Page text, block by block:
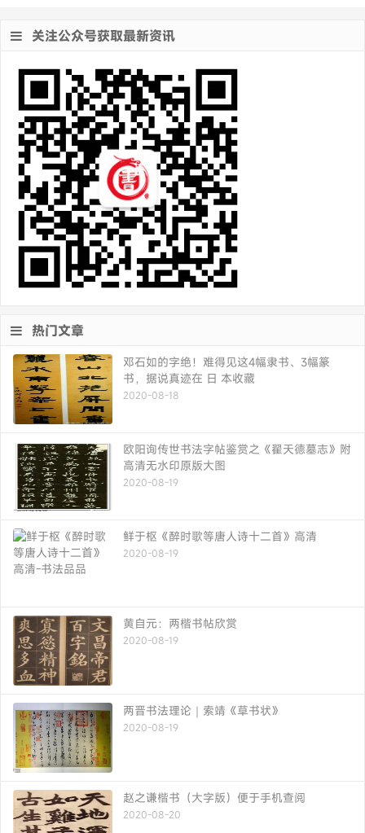
关注公众号获取最新资讯
热门文章
邓石如的字绝！难得见这4幅隶书、3幅篆
书，据说真迹在 日 本收藏
2020-08-18
欧阳询传世书法字帖鉴赏之《翟天德墓志》附
高清无水印原版大图
2020-08-19
鲜于枢《醉时歌等唐人诗十二首》高清
2020-08-19
黄自元：两楷书帖欣赏
2020-08-19
两晋书法理论｜索靖《草书状》
2020-08-19
赵之谦楷书（大字版）便于手机查阅
2020-08-20